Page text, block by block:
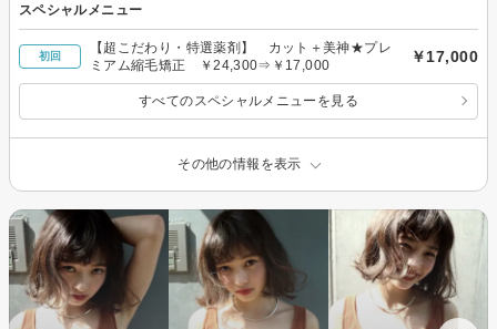
スペシャルメニュー
初回
【超こだわり・特選薬剤】 カット＋美神★プレ
ミアム縮毛矯正 ￥24,300⇒￥17,000
￥17,000
すべてのスペシャルメニューを見る
その他の情報を表示